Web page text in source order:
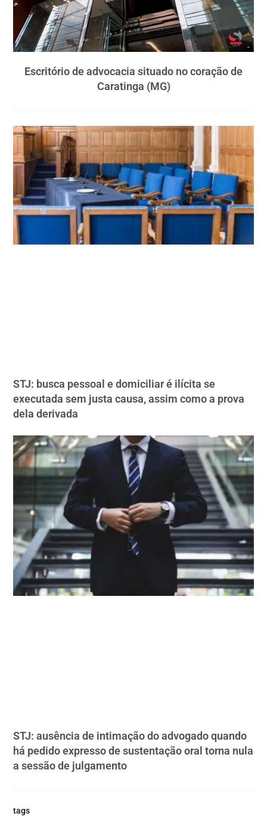
Escritório de advocacia situado no coração de
Caratinga (MG)
STJ: busca pessoal e domiciliar é ilícita se
executada sem justa causa, assim como a prova
dela derivada
STJ: ausência de intimação do advogado quando
há pedido expresso de sustentação oral torna nula
a sessão de julgamento
tags